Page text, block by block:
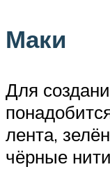
Маки
Для
лента,
чёрные